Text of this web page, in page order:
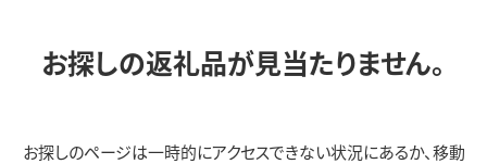
お探しの返礼品が見当たりません。
お探しのページは一時的にアクセスできない状況にあるか、移動